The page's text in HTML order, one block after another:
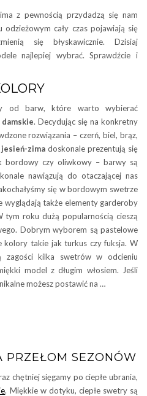
z pewnością przydadzą się nam
odzieżowym cały czas pojawiają się
się błyskawicznie. Dzisiaj
najlepiej wybrać. Sprawdźcie i
od barw, które warto wybierać
. Decydując się na konkretny
rozwiązania – czerń, biel, brąz,
jesień-zima doskonale prezentują się
bordowy czy oliwkowy – barwy są
nawiązują do otaczającej nas
się w bordowym swetrze
wyglądają także elementy garderoby
tym roku dużą popularnością cieszą
Dobrym wyborem są pastelowe
kolory takie jak turkus czy fuksja. W
zagości kilka swetrów w odcieniu
model z długim włosiem. Jeśli
możesz postawić na …
PRZEŁOM SEZONÓW
chętniej sięgamy po ciepłe ubrania,
. Miękkie w dotyku, ciepłe swetry są